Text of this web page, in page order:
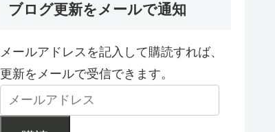
ブログ更新をメールで通知
メールアドレスを記入して購読すれば、
更新をメールで受信できます。